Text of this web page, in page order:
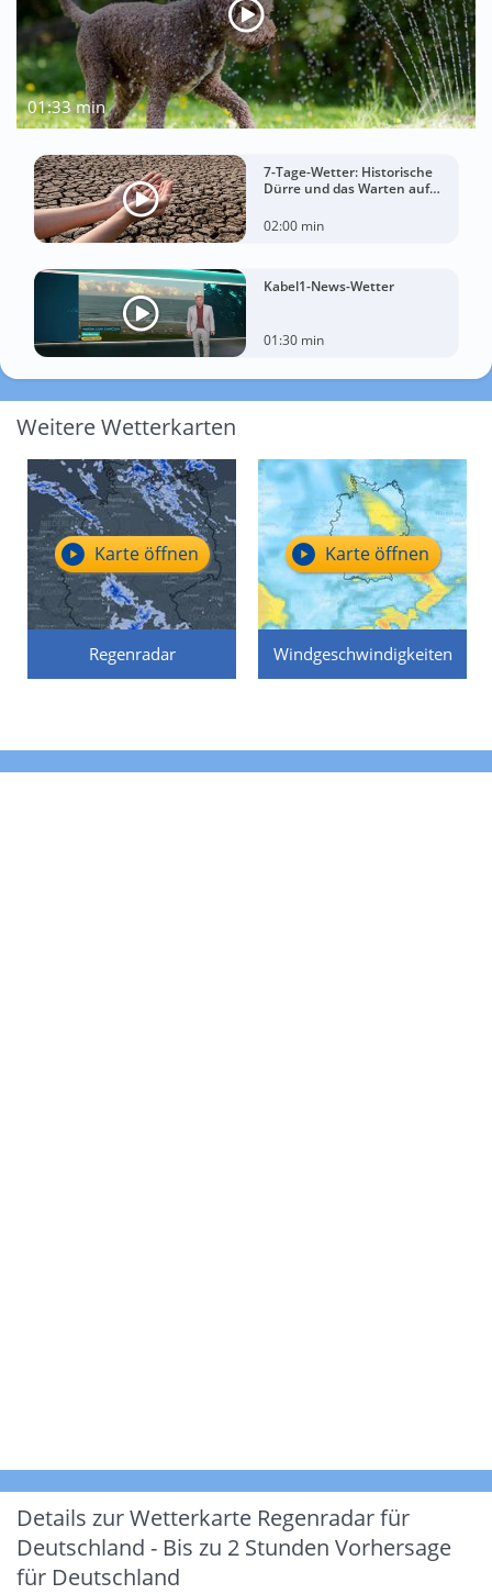
01:33 min
7-Tage-Wetter: Historische
Dürre und das Warten auf
02:00 min
Kabel1-News-Wetter
01:30 min
Weitere Wetterkarten
Regenradar
Karte öffnen
Windgeschwindigkeiten
Karte öffnen
Details zur Wetterkarte Regenradar für
Deutschland - Bis zu 2 Stunden Vorhersage
für Deutschland